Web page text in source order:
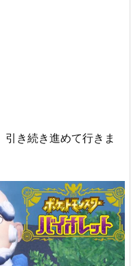
き続き進めて行きま